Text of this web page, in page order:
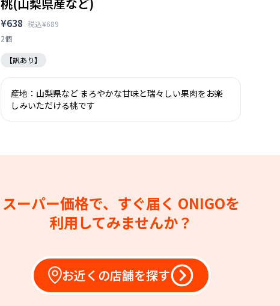
¥638 税込¥689
2個
【訳あり】
産地：山梨県など まろやかな甘味と瑞々しい果肉をお楽
しみいただける桃です
スーパー価格で、すぐ届く ONIGOを
利用してみませんか？
お近くの店舗を探す